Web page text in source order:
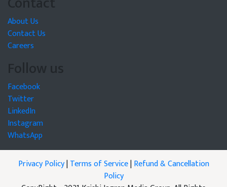
About Us
Contact Us
Careers
Follow us
Facebook
Twitter
LinkedIn
Instagram
WhatsApp
Privacy Policy|Terms of Service|Refund & Cancellation
Policy